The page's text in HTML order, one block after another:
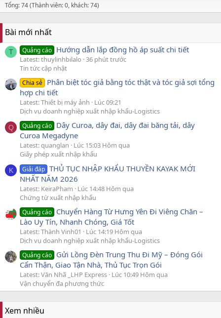
Tổng: 74 (Thành viên: 0, khách: 74)
Bài mới nhất
T Quảng cáo Hướng dẫn lắp đồng hồ áp suất chi tiết
Latest: thuylinhbilalo 36 phút trước
Tin tức cập nhật
Chia sẻ Phân biệt tóc giả bằng tóc thật và tóc giả sợi tổng
hợp chi tiết
Latest: Thiết bị máy ảnh
Lúc 09:21
Dịch vụ doanh nghiệp xuất nhập khẩu-Logistics
Q Quảng cáo Dây Curoa, dây đai, dây đai băng tải, dây
Curoa Megadyne
Latest: quanglan
Lúc 15:03 Hôm qua
Giấy phép xuất nhập khẩu
K Giải đáp THỦ TỤC NHẬP KHẨU THUYỀN KAYAK MỚI
NHẤT NĂM 2026
Latest: KeiraPham
Lúc 14:48 Hôm qua
Chứng từ xuất nhập khẩu
Quảng cáo Chuyển Hàng Từ Hưng Yên Đi Viêng Chăn –
Lào Uy Tín, Nhanh Chóng, Giá Tốt
Latest: Thành Vinh01
Lúc 14:19 Hôm qua
Dịch vụ doanh nghiệp xuất nhập khẩu-Logistics
Quảng cáo Gửi Lồng Đèn Trung Thu Đi Mỹ – Đóng Gói
Cẩn Thận, Giao Tận Nhà, Thủ Tục Trọn Gói
Latest: Văn Nhã _LHP Express Lúc 10:49 Hôm qua
Vận chuyển đa phương thức
Xem nhiều